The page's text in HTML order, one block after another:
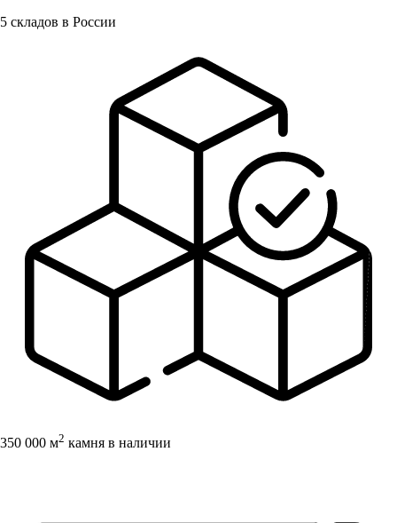
5 складов в России
350 000 м2 камня в наличии